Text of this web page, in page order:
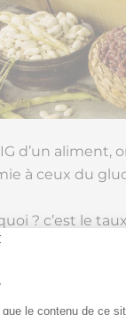
d’un aliment,
à ceux du
? c’est le
inférieur
monte en
par le